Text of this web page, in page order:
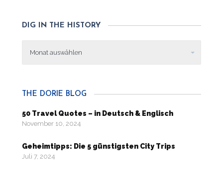
DIG IN THE HISTORY
THE DORIE BLOG
50 Travel Quotes – in Deutsch & Englisch
November 10, 2024
Geheimtipps: Die 5 günstigsten City Trips
Juli 7, 2024